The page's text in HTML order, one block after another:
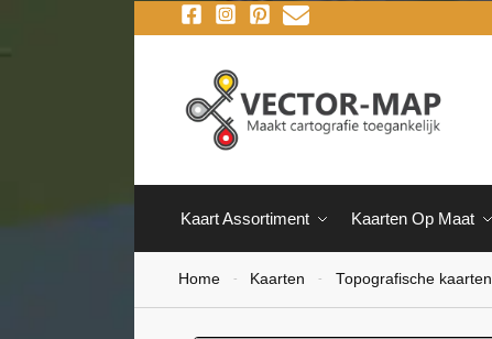
Kaart Assortiment Kaarten Op Maat
Home - Kaarten - Topografische kaarten